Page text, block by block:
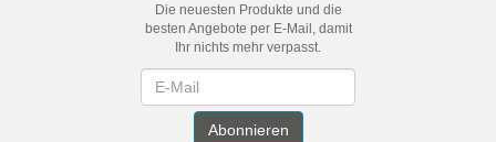
Die neuesten Produkte und die
besten Angebote per E-Mail, damit
Ihr nichts mehr verpasst.
Abonnieren